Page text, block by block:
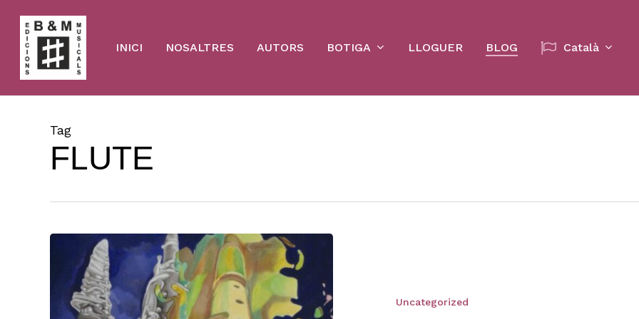
main
content
INICI NOSALTRES AUTORS BOTIGA LLOGUER BLOG Català
Tag
FLUTE
Uncategorized